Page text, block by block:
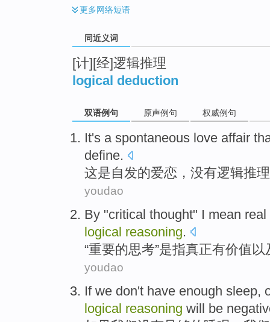
更多网络短语
同近义词
[计][经]逻辑推理
logical deduction
双语例句 原声例句 权威例句
It's a spontaneous love affair
define.
这是 自发的爱恋 ， 没有逻辑推理
youdao
By "critical thought" I mean real
logical reasoning.
“重要的思考”是指真正有价值以
youdao
If we don't have enough sleep,
logical reasoning will be